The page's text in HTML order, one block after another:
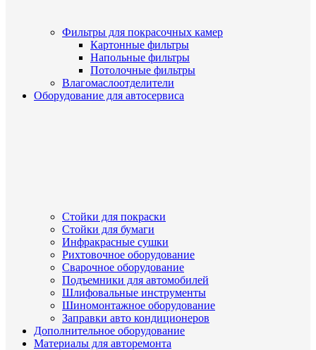
Фильтры для покрасочных камер
Картонные фильтры
Напольные фильтры
Потолочные фильтры
Влагомаслоотделители
Оборудование для автосервиса
Стойки для покраски
Стойки для бумаги
Инфракрасные сушки
Рихтовочное оборудование
Сварочное оборудование
Подъемники для автомобилей
Шлифовальные инструменты
Шиномонтажное оборудование
Заправки авто кондиционеров
Дополнительное оборудование
Материалы для авторемонта